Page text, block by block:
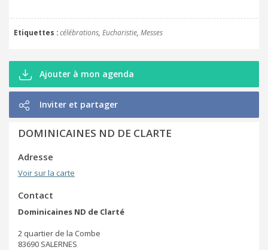
Etiquettes célébrations Eucharistie Messes
Ajouter à mon agenda
Inviter et partager
DOMINICAINES ND DE CLARTE
Adresse
Voir sur la carte
Contact
Dominicaines ND de Clarté
2 quartier de la Combe
83690 SALERNES